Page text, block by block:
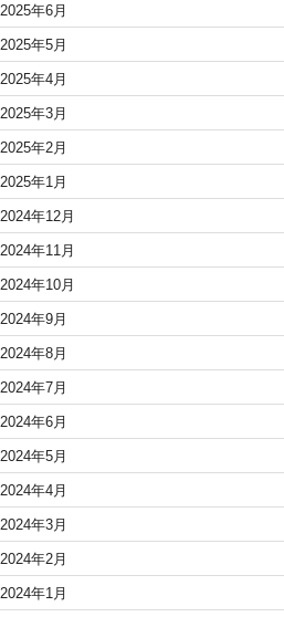
2025年6月
2025年5月
2025年4月
2025年3月
2025年2月
2025年1月
2024年12月
2024年11月
2024年10月
2024年9月
2024年8月
2024年7月
2024年6月
2024年5月
2024年4月
2024年3月
2024年2月
2024年1月